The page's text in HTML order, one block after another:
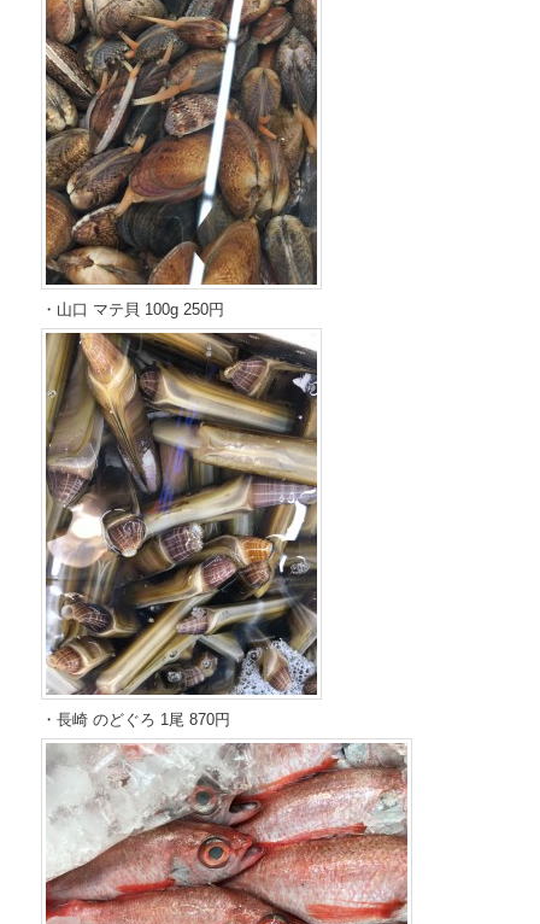
・山口 マテ貝 100g 250円
・長崎 のどぐろ 1尾 870円